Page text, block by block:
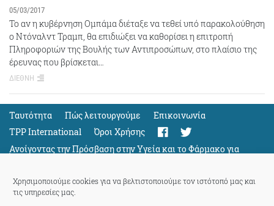
Χρησιμοποιούμε cookies για να βελτιστοποιούμε τον ιστότοπό μας και
τις υπηρεσίες μας.
05/03/2017
Το αν η κυβέρνηση Ομπάμα διέταξε να τεθεί υπό παρακολούθηση
ο Ντόναλντ Τραμπ, θα επιδιώξει να καθορίσει η επιτροπή
Πληροφοριών της Βουλής των Αντιπροσώπων, στο πλαίσιο της
έρευνας που βρίσκεται…
ΔΙΕΘΝΗ
Ταυτότητα Πώς λειτουργούμε
Eπικοινωνία
TPP International
Όροι Χρήσης
Ανοίγοντας την Πρόσβαση στην Υγεία και το Φάρμακο για
Όλους
Support